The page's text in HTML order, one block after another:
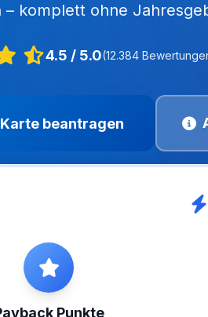
– komplett ohne
4.5 / 5.0(12.384
beantragen
Punkte